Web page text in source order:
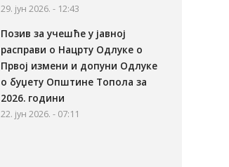
29. јун 2026. - 12:43
Позив за учешће у јавној
расправи о Нацрту Одлуке о
Првој измени и допуни Одлуке
о буџету Општине Топола за
2026. години
22. јун 2026. - 07:11